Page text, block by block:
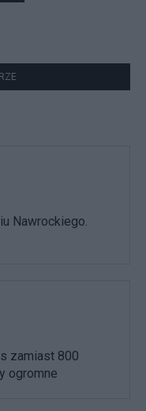
Nawrockiego.
zamiast 800
ogromne